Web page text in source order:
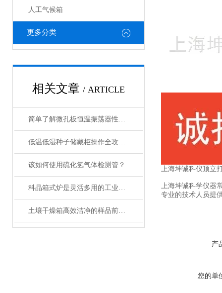
人工气候箱
更多分类
相关文章 / ARTICLE
简单了解微孔板恒温振荡器性能优势
低温低湿种子储藏柜操作全攻略：从准备到维护的标准化流程
该如何使用硫化氢气体检测管？
科晶箱式炉是灵活多用的工业好帮手
土壤干燥箱高效洁净的样品前处理设备
上海坤诚科仪顶立
上海坤诚科学仪器
专业的技术人员提
产
您的单